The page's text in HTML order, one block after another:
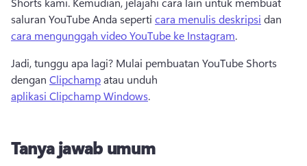
saluran YouTube Anda seperti cara menulis deskripsi dan
cara mengunggah video YouTube ke Instagram.
Jadi, tunggu apa lagi? Mulai pembuatan YouTube Shorts
dengan Clipchamp atau unduh
aplikasi Clipchamp Windows.
Tanya jawab umum